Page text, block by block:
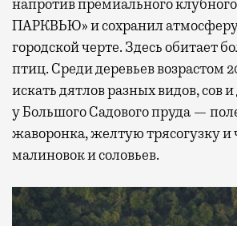
напротив премиального
ПАРКВЬЮ» и сохранил атмосферу
городской черте. Здесь обитает
птиц. Среди деревьев возрастом
искать дятлов разных видов, сов
у Большого Садового пруда —
жаворонка, желтую трясогузку и
малиновок и соловьев.